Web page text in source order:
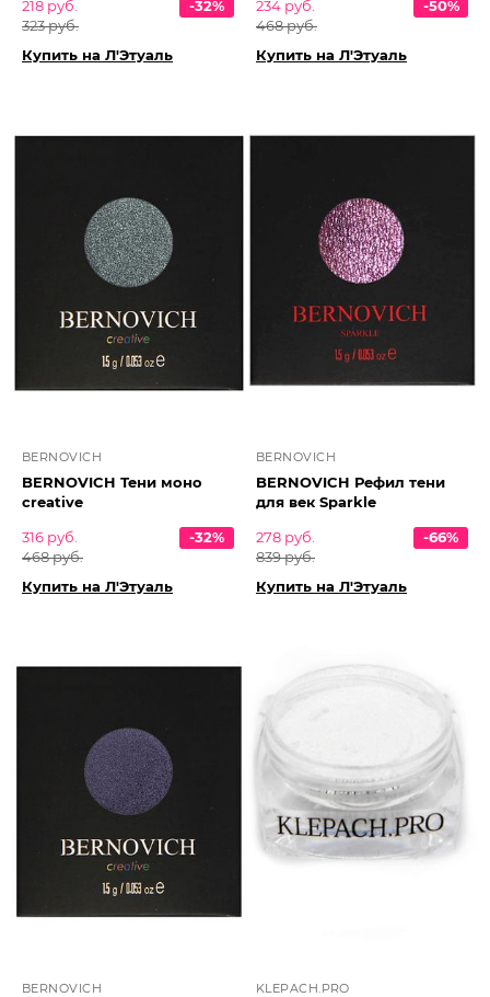
218 руб.
323 руб.
-32%
Купить на Л'Этуаль
234 руб.
468 руб.
-50%
Купить на Л'Этуаль
BERNOVICH
BERNOVICH Тени моно
creative
316 руб.
468 руб.
-32%
Купить на Л'Этуаль
BERNOVICH
BERNOVICH Рефил тени
для век Sparkle
278 руб.
839 руб.
-66%
Купить на Л'Этуаль
BERNOVICH KLEPACH.PRO